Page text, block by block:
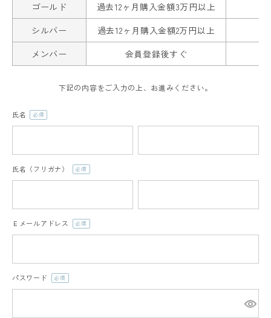
会員ステージ特典プログラムについて
ご利用ガイド
ゴールド
過去12ヶ月購入金額3万円以上
シルバー
過去12ヶ月購入金額2万円以上
メンバー
会員登録後すぐ
下記の内容をご入力の上、お進みください。
氏名
(必
氏名（フリガナ）
(必
Ｅメールアドレス
(必
パスワード
(必